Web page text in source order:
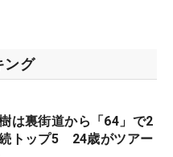
ング
は裏街道から「64」で2
トップ5 24歳がツアー